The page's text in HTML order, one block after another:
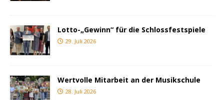
Lotto-„Gewinn“ für die Schlossfestspiele
29. Juli 2026
Wertvolle Mitarbeit an der Musikschule
28. Juli 2026